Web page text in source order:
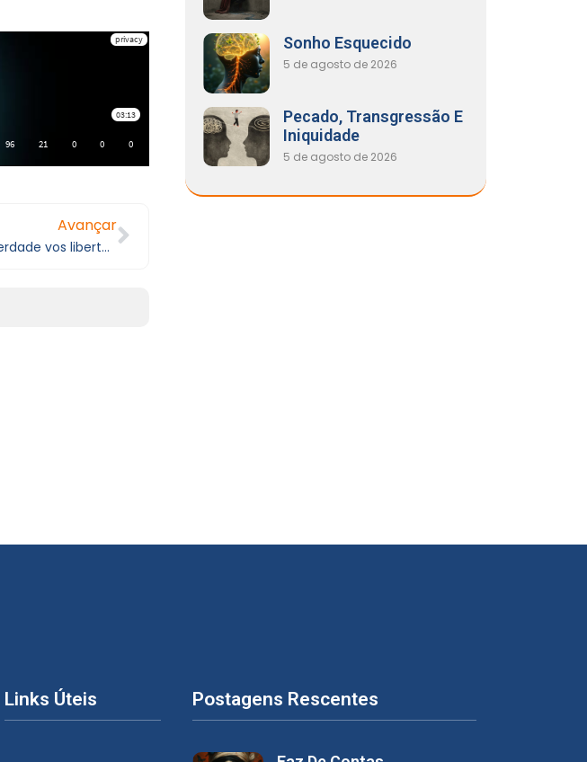
Avançar
Conhecereis a verdade e a verdade vos libertará
Sonho Esquecido
5 de agosto de 2026
Pecado, Transgressão E
Iniquidade
5 de agosto de 2026
Links Úteis Postagens Rescentes